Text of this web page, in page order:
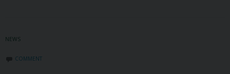
Crocifisso
NEWS
COMMENT